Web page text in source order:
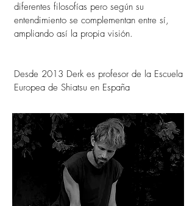
diferentes filosofías pero según su
entendimiento se complementan entre sí,
ampliando así la propia visión.
Desde 2013 Derk es profesor de la Escuela
Europea de Shiatsu en España